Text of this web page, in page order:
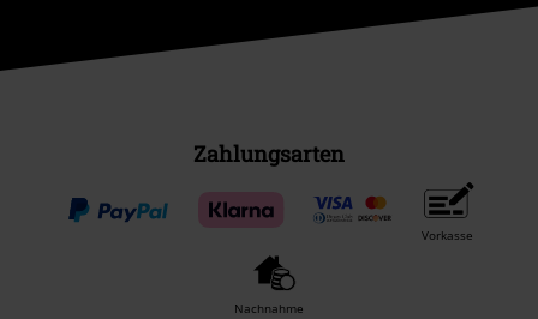
Zahlungsarten
Vorkasse
Nachnahme